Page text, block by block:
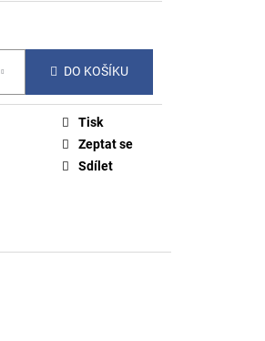
DO KOŠÍKU
Tisk
Zeptat se
Sdílet